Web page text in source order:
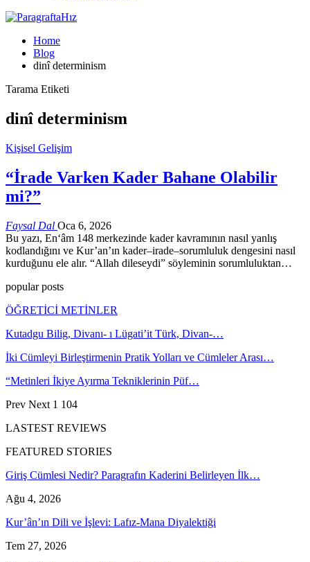
Home
Blog
dinî determinism
Tarama Etiketi
dinî determinism
Kişisel Gelişim
“İrade Varken Kader Bahane Olabilir
mi?”
Faysal Dal Oca 6, 2026
Bu yazı, En‘âm 148 merkezinde kader kavramının nasıl yanlış
kodlandığını ve Kur’an’ın kader–irade–sorumluluk dengesini nasıl
kurduğunu ele alır. “Allah dileseydi” söyleminin sorumluluktan…
popular posts
ÖĞRETİCİ METİNLER
Kutadgu Bilig, Divanı- ı Lügati’it Türk, Divan-…
İki Cümleyi Birleştirmenin Pratik Yolları ve Cümleler Arası…
“Metinleri İkiye Ayırma Tekniklerinin Püf…
Prev Next 1 104
LASTEST REVIEWS
FEATURED STORIES
Giriş Cümlesi Nedir? Paragrafın Kaderini Belirleyen İlk…
Ağu 4, 2026
Kur’ân’ın Dili ve İşlevi: Lafız-Mana Diyalektiği
Tem 27, 2026